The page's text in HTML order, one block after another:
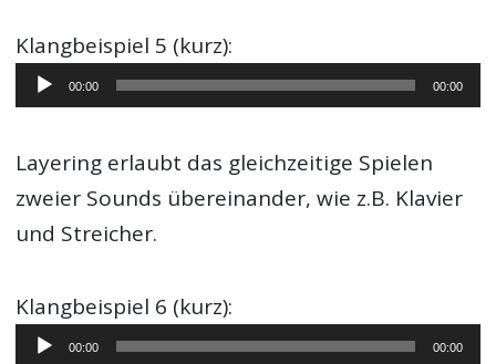
Klangbeispiel 5 (kurz):
Audio-
Player
00:00 00:00
Layering erlaubt das gleichzeitige Spielen
zweier Sounds übereinander, wie z.B. Klavier
und Streicher.
Klangbeispiel 6 (kurz):
Audio-00:00 00:00